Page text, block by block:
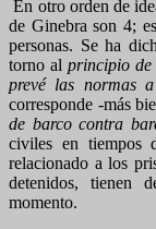
En otro orden de
de Ginebra son 4;
personas. Se ha
torno al principio de
prevé las normas
corresponde -más
de barco contra
civiles en tiempos
relacionado a los
detenidos, tienen
momento.